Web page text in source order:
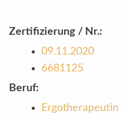
Zertifizierung / Nr.:
09.11.2020
6681125
Beruf:
Ergotherapeutin